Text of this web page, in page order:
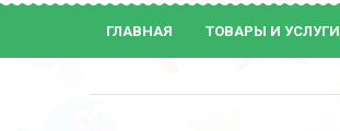
ГЛАВНАЯ ТОВАРЫ И УСЛУГИ